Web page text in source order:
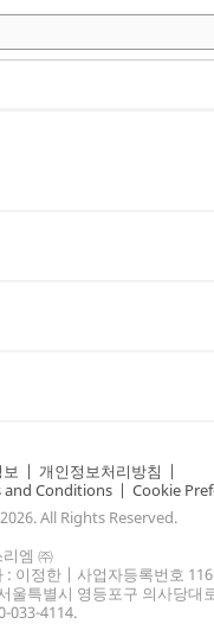
| 개인정보처리방침 |
and Conditions | Cookie
All Rights Reserved.
엠 ㈜
: 이정한 | 사업자등록번호
울특별시 영등포구 의사당대
033-4114.